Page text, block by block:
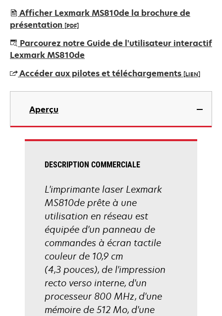
Afficher Lexmark MS810de la brochure de
présentation [PDF]
s’ouvre
dans
nouvel
onglet
Parcourez notre Guide de l'utilisateur interactif
Lexmark MS810de
Accéder aux pilotes et téléchargements [LIEN]
s’ouvre
nouvel
onglet
Aperçu
DESCRIPTION COMMERCIALE
L'imprimante laser Lexmark
MS810de prête à une
utilisation en réseau est
équipée d'un panneau de
commandes à écran tactile
couleur de 10,9 cm
(4,3 pouces), de l'impression
recto verso interne, d'un
processeur 800 MHz, d'une
mémoire de 512 Mo, d'une